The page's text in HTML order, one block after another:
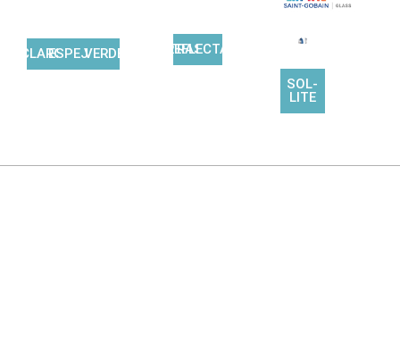
CLAROESPEJOVERDE FILTRASOL
REFLECTASOL
SOL-
LITE